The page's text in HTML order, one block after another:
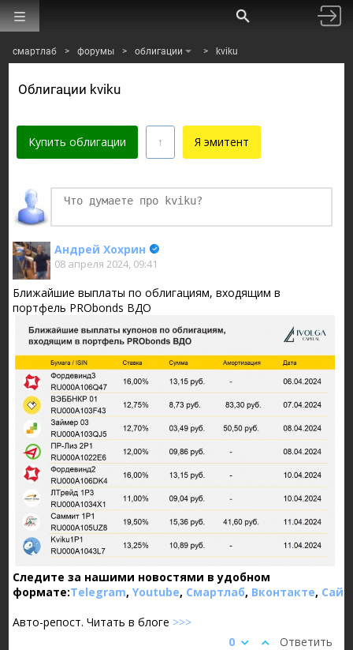
смартлаб > форумы > облигации > kviku
Облигации kviku
Купить облигации
Финаме
Я эмитент
Андрей Хохрин
08 апреля 2024, 09:41
Ближайшие выплаты по облигациям, входящим в
портфель PRObonds ВДО
Следите за нашими новостями в удобном
формате:Telegram,Youtube, Смартлаб, Вконтакте, Сайт
Авто-репост. Читать в блоге >>>
Ответить
0